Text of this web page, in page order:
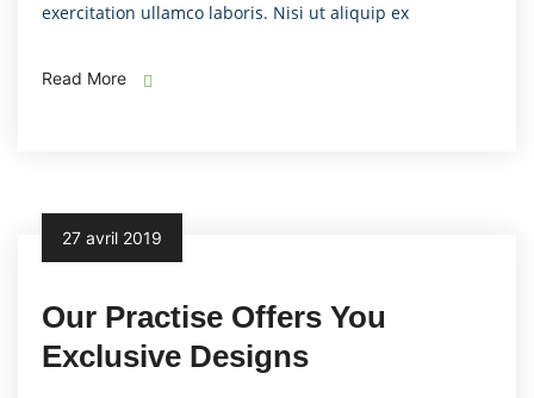
exercitation ullamco laboris. Nisi ut aliquip ex
Read More
27 avril 2019
Our Practise Offers You
Exclusive Designs